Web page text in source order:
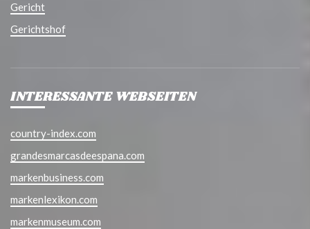
Gericht
Gerichtshof
INTERESSANTE WEBSEITEN
country-index.com
grandesmarcasdeespana.com
markenbusiness.com
markenlexikon.com
markenmuseum.com